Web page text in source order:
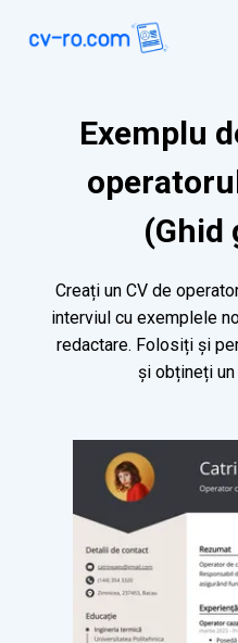
Exemplu
(Ghid
Creați un CV de
interviul cu exemplele
redactare. Folosiți și
și obțineți